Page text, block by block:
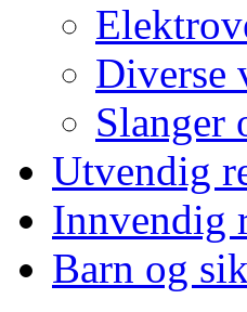
Diverse
Slanger
Utvendig
Innvendig
Barn og